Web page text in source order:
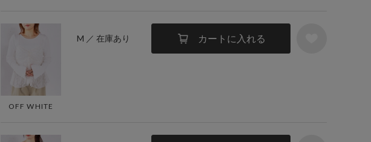
OFF WHITE
M ／ 在庫あり カートに入れる